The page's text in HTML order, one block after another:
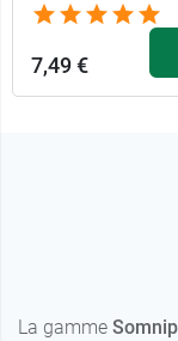
7,49 €
La gamme